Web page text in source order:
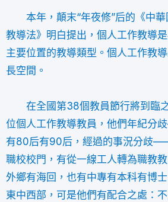
本年，顛末“年夜修”后的《中
教導法》明白提出，個人工作教導
主要位置的教導類型。個人工作教
長空間。
在全國第38個教員節行將到臨
位個人工作教導教員，他們年紀
有80后有90后，經過的事況分歧
職校校門，有從一線工人轉為職教
外鄉有海回，也有中專有本科有博
東中西部，可是他們有配合之處：